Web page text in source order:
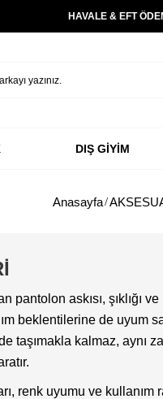
HAVALE & EFT
DIŞ GİYİM
Anasayfa
pantolon askısı,
beklentilerine de uyum
taşımakla kalmaz,
renk uyumu ve